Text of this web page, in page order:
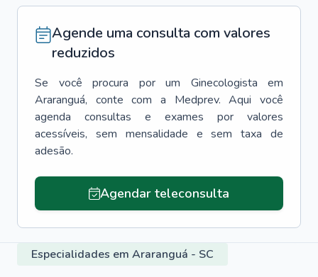
Agende uma consulta com valores
reduzidos
Se você procura por um Ginecologista
em
Araranguá, conte com a Medprev. Aqui você
agenda consultas e exames por valores
acessíveis, sem mensalidade e sem taxa de
adesão.
Agendar teleconsulta
Especialidades em Araranguá - SC